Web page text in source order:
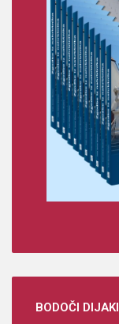
BODOČI DIJAKI